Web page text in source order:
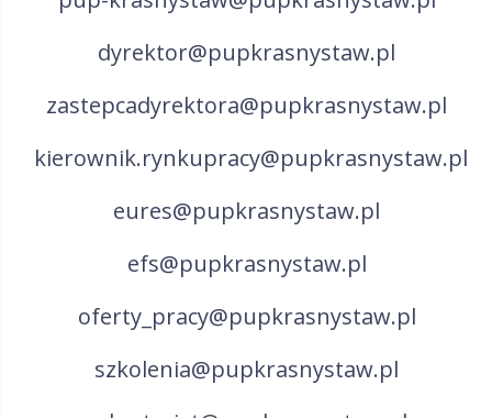
dyrektor@pupkrasnystaw.pl
zastepcadyrektora@pupkrasnystaw.pl
kierownik.rynkupracy@pupkrasnystaw.pl
eures@pupkrasnystaw.pl
efs@pupkrasnystaw.pl
oferty_pracy@pupkrasnystaw.pl
szkolenia@pupkrasnystaw.pl